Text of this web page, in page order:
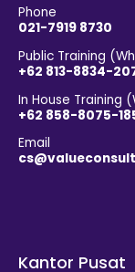
Phone
021-7919 8730
Public Training
+62 813-8834-
In House Training
+62 858-8075-
Email
Kantor Pusat